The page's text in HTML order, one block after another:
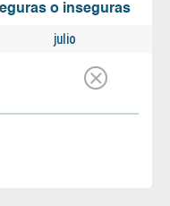
o inseguras
julio